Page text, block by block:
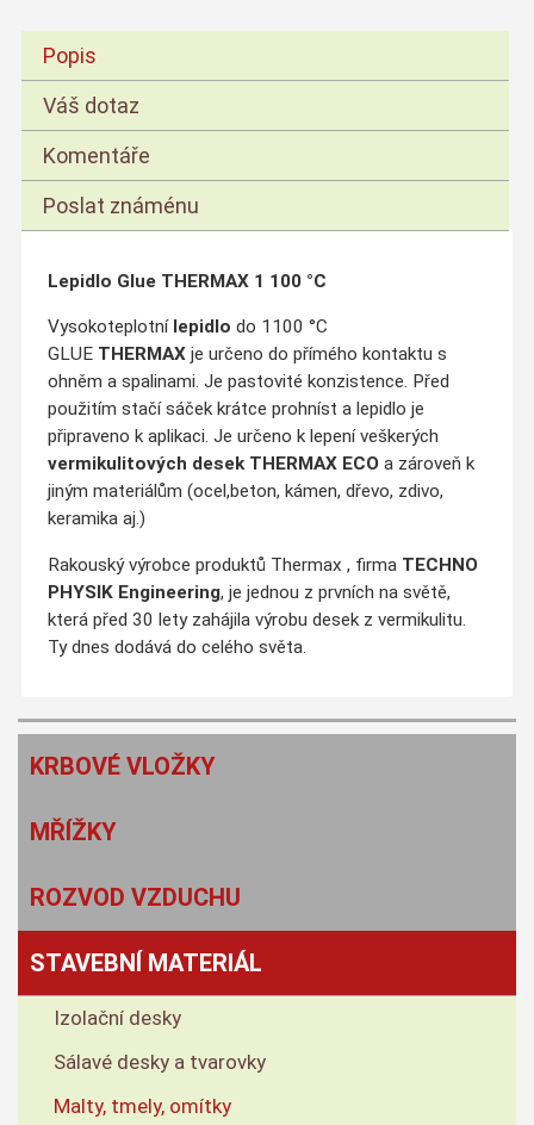
Popis
Váš dotaz
Komentáře
Poslat známénu
Lepidlo Glue THERMAX 1 100 °C
Vysokoteplotní lepidlo do 1100 °C
GLUE THERMAX je určeno do přímého kontaktu s
ohněm a spalinami. Je pastovité konzistence. Před
použitím stačí sáček krátce prohníst a lepidlo je
připraveno k aplikaci. Je určeno k lepení veškerých
vermikulitových desek THERMAX ECO a zároveň k
jiným materiálům (ocel,beton, kámen, dřevo, zdivo,
keramika aj.)
Rakouský výrobce produktů Thermax , firma TECHNO
PHYSIK Engineering, je jednou z prvních na světě,
která před 30 lety zahájila výrobu desek z vermikulitu.
Ty dnes dodává do celého světa.
KRBOVÉ VLOŽKY
MŘÍŽKY
ROZVOD VZDUCHU
STAVEBNÍ MATERIÁL
Izolační desky
Sálavé desky a tvarovky
Malty, tmely, omítky